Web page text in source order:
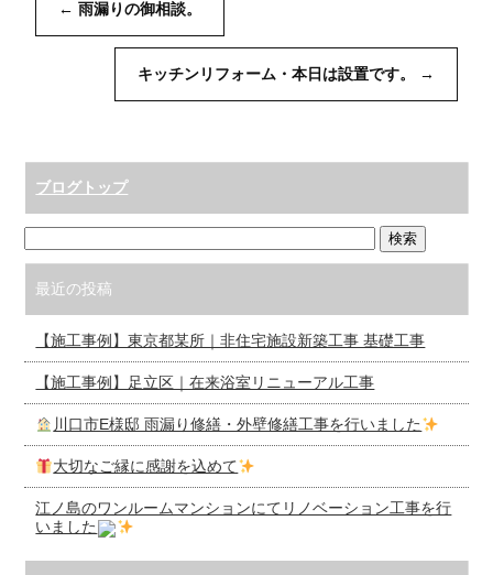
← 雨漏りの御相談。
キッチンリフォーム・本日は設置です。 →
ブログトップ
最近の投稿
【施工事例】東京都某所｜非住宅施設新築工事 基礎工事
【施工事例】足立区｜在来浴室リニューアル工事
川口市E様邸 雨漏り修繕・外壁修繕工事を行いました
大切なご縁に感謝を込めて
江ノ島のワンルームマンションにてリノベーション工事を行
いました